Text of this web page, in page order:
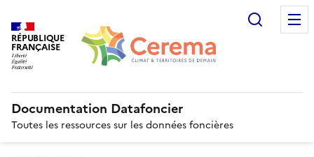
RÉPUBLIQUE
FRANÇAISE
Documentation Datafoncier
Toutes les ressources sur les données foncières